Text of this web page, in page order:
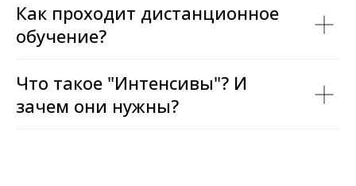
Как проходит дистанционное
обучение?
Что такое "Интенсивы"? И
зачем они нужны?